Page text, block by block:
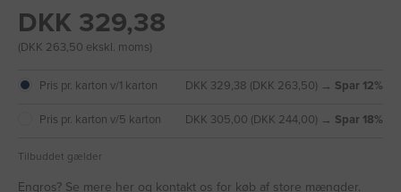
DKK 329,38
(DKK 263,50 ekskl. moms)
Pris pr. karton v/1 karton DKK 329,38 (DKK 263,50) → Spar 12%
Pris pr. karton v/5 karton DKK 305,00 (DKK 244,00) → Spar 18%
Tilbuddet gælder
Engros? Se mere her og kontakt os for køb af store mængder.